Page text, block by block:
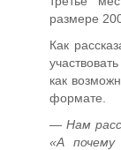
размере
Как
как
формате.
— Нам
«А